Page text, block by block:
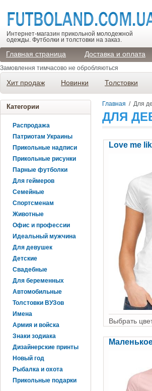
Интернет-магазин прикольной молодежной
одежды. Футболки и толстовки на заказ.
Главная страница Доставка и оплата
Замовлення тимчасово не обробляються
Хит продаж Новинки Толстовки
Категории
Распродажа
Патриотам Украины
Прикольные надписи
Прикольные рисунки
Парные футболки
Для геймеров
Семейные
Спортсменам
Животные
Офис и профессии
Идеальный мужчина
Для девушек
Детские
Свадебные
Для беременных
Автомобильные
Толстовки ВУЗов
Имена
Армия и войска
Знаки зодиака
Дизайнерские принты
Новый год
Рыбалка и охота
Прикольные подарки
Главная / Для
ДЛЯ
Love me
Выбрать